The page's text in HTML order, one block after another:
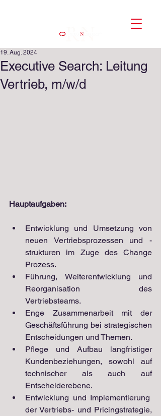
Executive Search: Leitung
Vertrieb, m/w/d
19. Aug. 2024
Hauptaufgaben:
Entwicklung und Umsetzung von
neuen Vertriebsprozessen und -
strukturen im Zuge des Change
Prozess.
Führung, Weiterentwicklung und
Reorganisation des
Vertriebsteams.
Enge Zusammenarbeit mit der
Geschäftsführung bei strategischen
Entscheidungen und Themen.
Pflege und Aufbau langfristiger
Kundenbeziehungen, sowohl auf
technischer als auch auf
Entscheiderebene.
Entwicklung und Implementierung
der Vertriebs- und Pricingstrategie,